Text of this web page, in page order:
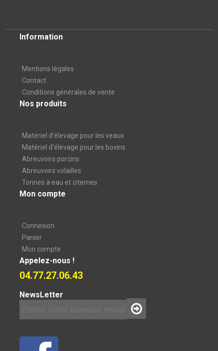
Information
Mentions légales
Contact
Conditions générales de vente
Nos produits
Matériel d’élevage pour les veaux
Matériel d'élevage pour les bovins
Abreuvoirs porcins
Abreuvoirs volailles
Tonnes à eau et citernes
Mon compte
Connexion
Panier
Mon compte
Appelez-nous !
04.77.27.06.43
NewsLetter